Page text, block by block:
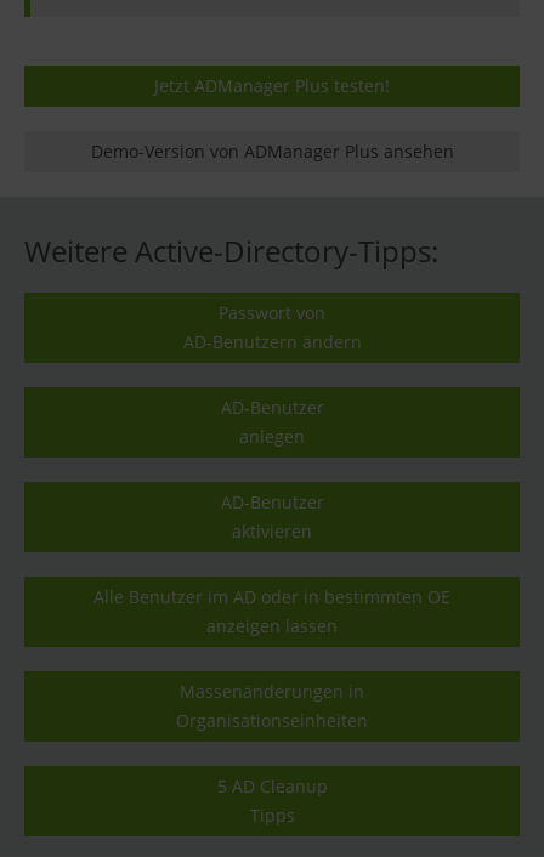
Jetzt ADManager Plus testen!
Demo-Version von ADManager Plus ansehen
Weitere Active-Directory-Tipps:
Passwort von
AD-Benutzern ändern
AD-Benutzer
anlegen
AD-Benutzer
aktivieren
Alle Benutzer im AD oder in bestimmten OE
anzeigen lassen
Massenänderungen in
Organisationseinheiten
5 AD Cleanup
Tipps